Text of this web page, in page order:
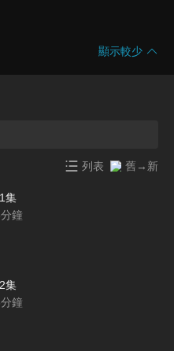
顯示較少
列表 舊→新
集
分鐘
集
分鐘